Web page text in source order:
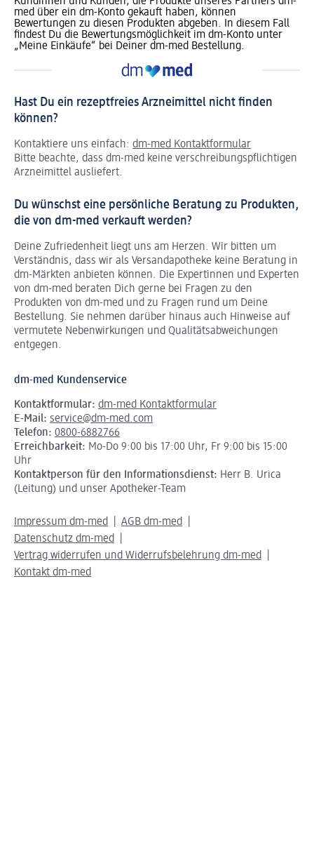
med über ein dm-Konto gekauft haben, können
Bewertungen zu diesen Produkten abgeben. In diesem Fall
findest Du die Bewertungsmöglichkeit im dm-Konto unter
„Meine Einkäufe“ bei Deiner dm-med Bestellung.
Hast Du ein rezeptfreies Arzneimittel nicht finden
können?
Kontaktiere uns einfach: dm-med Kontaktformular
Bitte beachte, dass dm-med keine verschreibungspflichtigen
Arzneimittel ausliefert.
Du wünschst eine persönliche Beratung zu Produkten,
die von dm-med verkauft werden?
Deine Zufriedenheit liegt uns am Herzen. Wir bitten um
Verständnis, dass wir als Versandapotheke keine Beratung in
dm-Märkten anbieten können. Die Expertinnen und Experten
von dm-med beraten Dich gerne bei Fragen zu den
Produkten von dm-med und zu Fragen rund um Deine
Bestellung. Sie nehmen darüber hinaus auch Hinweise auf
vermutete Nebenwirkungen und Qualitätsabweichungen
entgegen.
dm-med Kundenservice
Kontaktformular: dm-med Kontaktformular
E-Mail: service@dm-med.com
Telefon: 0800-6882766
Erreichbarkeit: Mo-Do 9:00 bis 17:00 Uhr, Fr 9:00 bis 15:00
Uhr
Kontaktperson für den Informationsdienst: Herr B. Urica
(Leitung) und unser Apotheker-Team
Impressum dm-med
AGB dm-med
Datenschutz dm-med
Vertrag widerrufen und Widerrufsbelehrung dm-med
Kontakt dm-med